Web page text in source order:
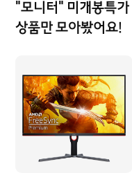
"모니터" 미개봉특가
상품만 모아봤어요!